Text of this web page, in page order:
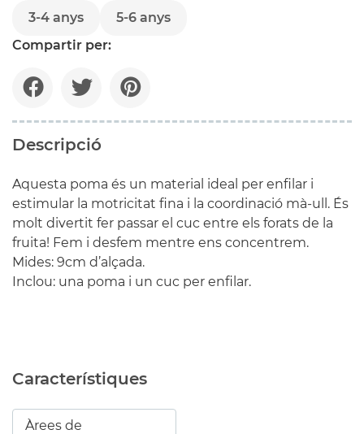
3-4 anys
5-6 anys
Compartir per:
Descripció
Aquesta poma és un material ideal per enfilar i
estimular la motricitat fina i la coordinació mà-ull. És
molt divertit fer passar el cuc entre els forats de la
fruita! Fem i desfem mentre ens concentrem.
Mides: 9cm d’alçada.
Inclou: una poma i un cuc per enfilar.
Característiques
Àrees de